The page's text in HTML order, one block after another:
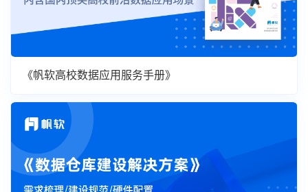
《帆软高校数据应用服务手册》